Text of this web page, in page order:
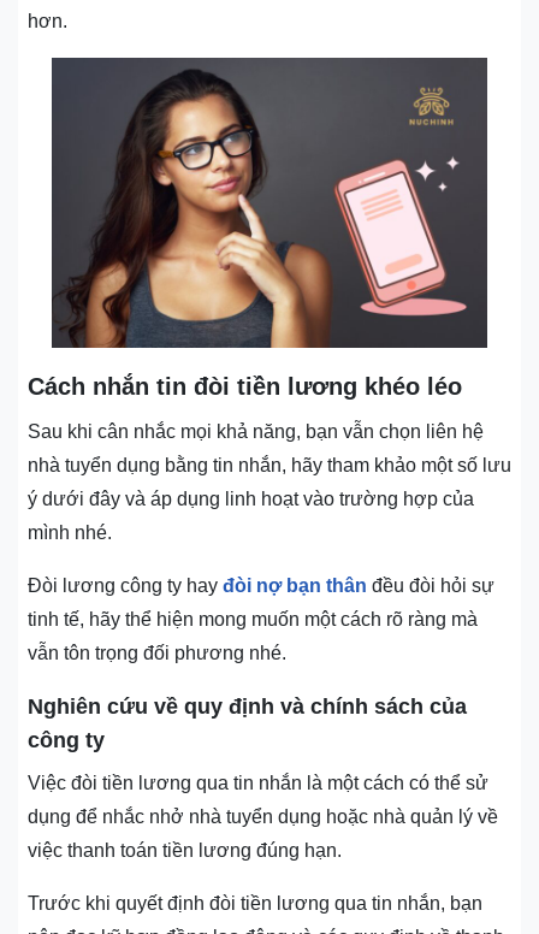
hơn.
Cách nhắn tin đòi tiền lương khéo léo
Sau khi cân nhắc mọi khả năng, bạn vẫn chọn liên hệ
nhà tuyển dụng bằng tin nhắn, hãy tham khảo một số lưu
ý dưới đây và áp dụng linh hoạt vào trường hợp của
mình nhé.
Đòi lương công ty hay đòi nợ bạn thân đều đòi hỏi sự
tinh tế, hãy thể hiện mong muốn một cách rõ ràng mà
vẫn tôn trọng đối phương nhé.
Nghiên cứu về quy định và chính sách của
công ty
Việc đòi tiền lương qua tin nhắn là một cách có thể sử
dụng để nhắc nhở nhà tuyển dụng hoặc nhà quản lý về
việc thanh toán tiền lương đúng hạn.
Trước khi quyết định đòi tiền lương qua tin nhắn, bạn